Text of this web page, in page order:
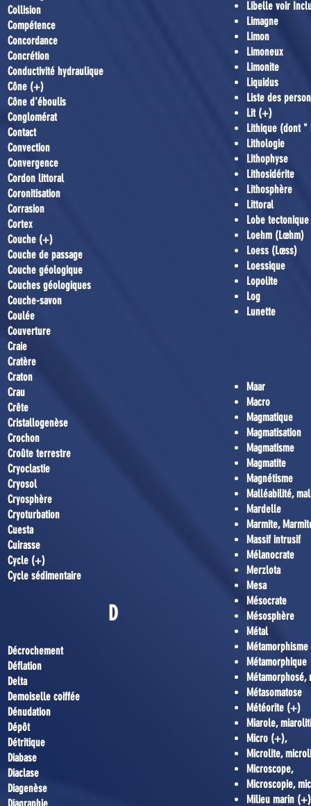
Collision
Compétence
Concordance
Concrétion
Conductivité hydraulique
Cône (+)
Cône d'éboulis
Conglomérat
Contact
Convection
Convergence
Cordon littoral
Coronitisation
Corrasion
Cortex
Couche (+)
Couche de passage
Couche géologique
Couches géologiques
Couche-savon
Coulée
Couverture
Craie
Cratère
Craton
Crau
Crête
Cristallogenèse
Crochon
Croûte terrestre
Cryoclastie
Cryosol
Cryosphère
Cryoturbation
Cuesta
Cuirasse
Cycle (+)
Cycle sédimentaire
D
Décrochement
Déflation
Delta
Demoiselle coiffée
Dénudation
Dépôt
Détritique
Diabase
Diaclase
Diagenèse
Libelle voir
Limagne
Limon
Limoneux
Limonite
Liquidus
Liste des
Lit (+)
Lithique (dont
Lithologie
Lithophyse
Lithosidérite
Lithosphère
Littoral
Lobe tectonique
Loehm (Lœhm)
Loess (Lœss)
Loessique
Lopolite
Log
Lunette
Maar
Macro
Magmatique
Magmatisation
Magmatisme
Magmatite
Magnétisme
Malléabilité,
Mardelle
Marmite,
Massif intrusif
Mélanocrate
Merzlota
Mesa
Mésocrate
Mésosphère
Métal
Métamorphique
Métamorphosé,
Métasomatose
Météorite (+)
Miarole,
Micro (+),
Microlite,
Microscope,
Microscopie,
Milieu marin (+)